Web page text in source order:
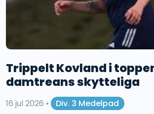
Trippelt Kovland i
damtreans skytteliga
16 jul 2026 •
Div. 3 Medelpad